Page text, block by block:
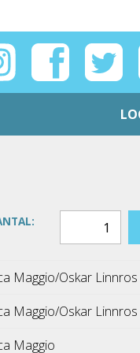
Maggio/Oskar Linnros
Maggio/Oskar Linnros
Maggio